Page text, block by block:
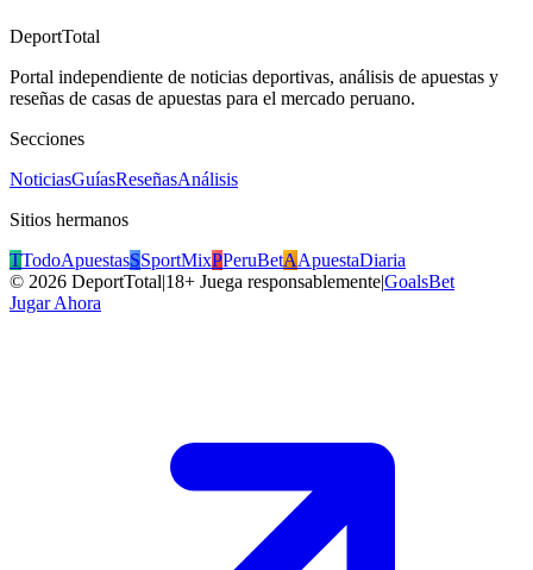
DeportTotal
Portal independiente de noticias deportivas, análisis de apuestas y
reseñas de casas de apuestas para el mercado peruano.
Secciones
NoticiasGuíasReseñasAnálisis
Sitios hermanos
TTodoApuestasSSportMixPPeruBetAApuestaDiaria
© 2026 DeportTotal|18+ Juega responsablemente|GoalsBet
Jugar Ahora